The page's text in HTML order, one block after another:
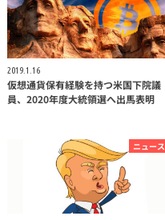
2019.1.16
仮想通貨保有経験を持つ米国下院議
員、2020年度大統領選へ出馬表明
ニュース